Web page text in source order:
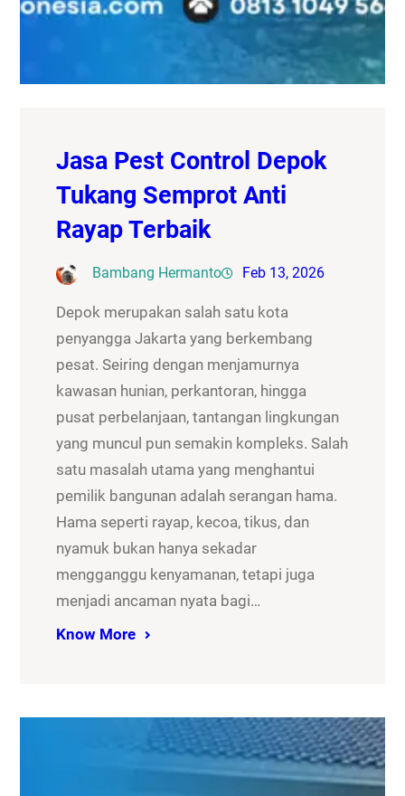
Jasa Pest Control Depok
Tukang Semprot Anti
Rayap Terbaik
Bambang Hermanto Feb 13, 2026
Depok merupakan salah satu kota
penyangga Jakarta yang berkembang
pesat. Seiring dengan menjamurnya
kawasan hunian, perkantoran, hingga
pusat perbelanjaan, tantangan lingkungan
yang muncul pun semakin kompleks. Salah
satu masalah utama yang menghantui
pemilik bangunan adalah serangan hama.
Hama seperti rayap, kecoa, tikus, dan
nyamuk bukan hanya sekadar
mengganggu kenyamanan, tetapi juga
menjadi ancaman nyata bagi…
Know More